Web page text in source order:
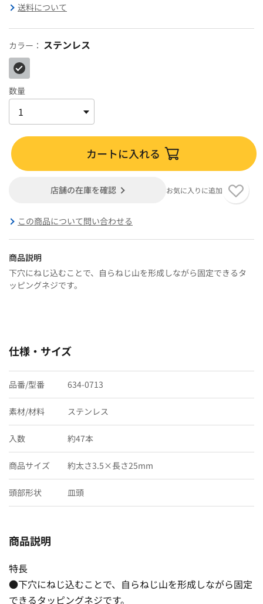
送料について
カラー： ステンレス
数量
カートに入れる
店舗の在庫を確認 お気に入りに追加
この商品について問い合わせる
商品説明
下穴にねじ込むことで、自らねじ山を形成しながら固定できるタ
ッピングネジです。
仕様・サイズ
品番/型番 634-0713
素材/材料 ステンレス
入数 約47本
商品サイズ 約太さ3.5×長さ25mm
頭部形状 皿頭
商品説明
特長
●下穴にねじ込むことで、自らねじ山を形成しながら固定
できるタッピングネジです。